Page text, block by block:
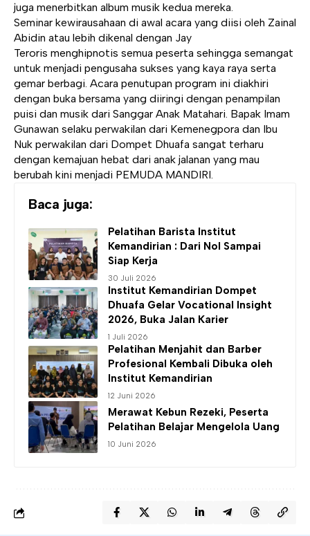
juga menerbitkan album musik kedua mereka.
Seminar kewirausahaan di awal acara yang diisi oleh Zainal
Abidin atau lebih dikenal dengan Jay
Teroris menghipnotis semua peserta sehingga semangat
untuk menjadi pengusaha sukses yang kaya raya serta
gemar berbagi. Acara penutupan program ini diakhiri
dengan buka bersama yang diiringi dengan penampilan
puisi dan musik dari Sanggar Anak Matahari. Bapak Imam
Gunawan selaku perwakilan dari Kemenegpora dan Ibu
Nuk perwakilan dari Dompet Dhuafa sangat terharu
dengan kemajuan hebat dari anak jalanan yang mau
berubah kini menjadi PEMUDA MANDIRI.
Baca juga:
Pelatihan Barista Institut
Kemandirian : Dari Nol Sampai
Siap Kerja
30 Juli 2026
Institut Kemandirian Dompet
Dhuafa Gelar Vocational Insight
2026, Buka Jalan Karier
1 Juli 2026
Pelatihan Menjahit dan Barber
Profesional Kembali Dibuka oleh
Institut Kemandirian
12 Juni 2026
Merawat Kebun Rezeki, Peserta
Pelatihan Belajar Mengelola Uang
10 Juni 2026